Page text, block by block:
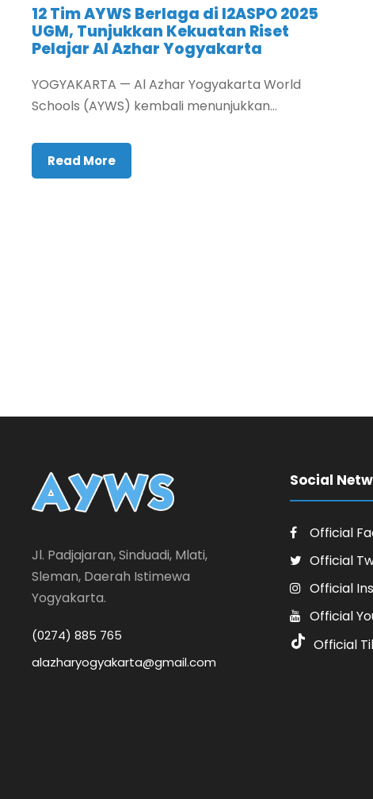
12 Tim AYWS Berlaga di I2ASPO 2025
UGM, Tunjukkan Kekuatan Riset
Pelajar Al Azhar Yogyakarta
YOGYAKARTA — Al Azhar Yogyakarta World
Schools (AYWS) kembali menunjukkan...
Read More
Jl. Padjajaran, Sinduadi, Mlati,
Sleman, Daerah Istimewa
Yogyakarta.
(0274) 885 765
alazharyogyakarta@gmail.com
Social
Official
Official
Official
Official
Official